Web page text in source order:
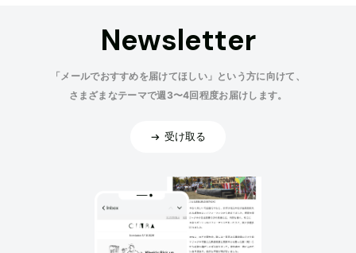
Newsletter
「メールでおすすめを届けてほしい」という方に向けて、
さまざまなテーマで週3〜4回程度お届けします。
受け取る